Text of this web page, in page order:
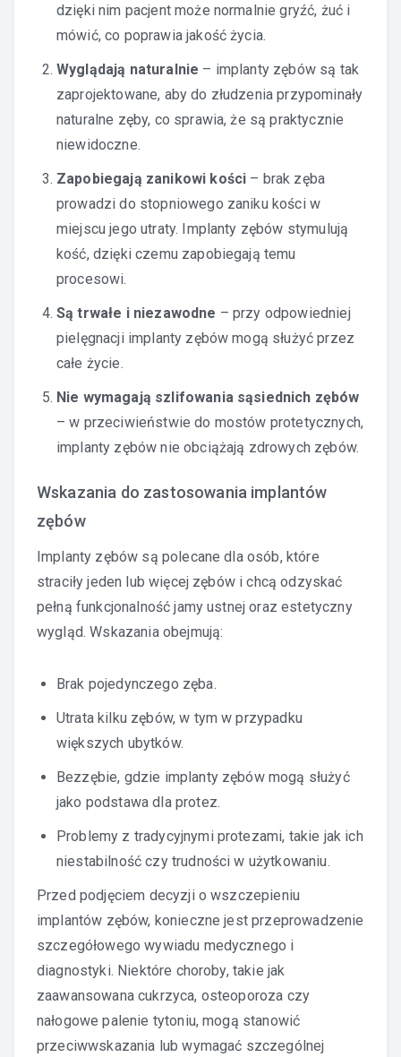
dzięki nim pacjent może normalnie gryźć, żuć i
mówić, co poprawia jakość życia.
Wyglądają naturalnie – implanty zębów są tak
zaprojektowane, aby do złudzenia przypominały
naturalne zęby, co sprawia, że są praktycznie
niewidoczne.
Zapobiegają zanikowi kości – brak zęba
prowadzi do stopniowego zaniku kości w
miejscu jego utraty. Implanty zębów stymulują
kość, dzięki czemu zapobiegają temu
procesowi.
Są trwałe i niezawodne – przy odpowiedniej
pielęgnacji implanty zębów mogą służyć przez
całe życie.
Nie wymagają szlifowania sąsiednich zębów
– w przeciwieństwie do mostów protetycznych,
implanty zębów nie obciążają zdrowych zębów.
Wskazania do zastosowania implantów
zębów
Implanty zębów są polecane dla osób, które
straciły jeden lub więcej zębów i chcą odzyskać
pełną funkcjonalność jamy ustnej oraz estetyczny
wygląd. Wskazania obejmują:
Brak pojedynczego zęba.
Utrata kilku zębów, w tym w przypadku
większych ubytków.
Bezzębie, gdzie implanty zębów mogą służyć
jako podstawa dla protez.
Problemy z tradycyjnymi protezami, takie jak ich
niestabilność czy trudności w użytkowaniu.
Przed podjęciem decyzji o wszczepieniu
implantów zębów, konieczne jest przeprowadzenie
szczegółowego wywiadu medycznego i
diagnostyki. Niektóre choroby, takie jak
zaawansowana cukrzyca, osteoporoza czy
nałogowe palenie tytoniu, mogą stanowić
przeciwwskazania lub wymagać szczególnej